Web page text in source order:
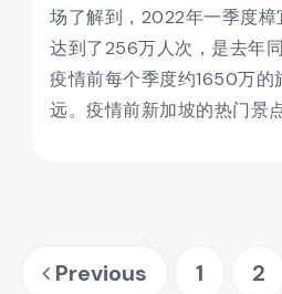
场了解到，2022年一季度
达到了256万人次，是去年
疫情前每个季度约1650万的
远。疫情前新加坡的热门景
Previous 1 2